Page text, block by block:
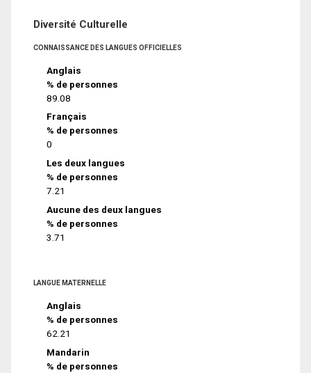
Diversité Culturelle
CONNAISSANCE DES LANGUES OFFICIELLES
Anglais
% de personnes
89.08
Français
% de personnes
0
Les deux langues
% de personnes
7.21
Aucune des deux langues
% de personnes
3.71
LANGUE MATERNELLE
Anglais
% de personnes
62.21
Mandarin
% de personnes